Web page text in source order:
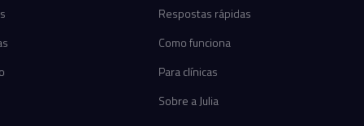
Respostas rápidas
Como funciona
Para clínicas
Sobre a Julia